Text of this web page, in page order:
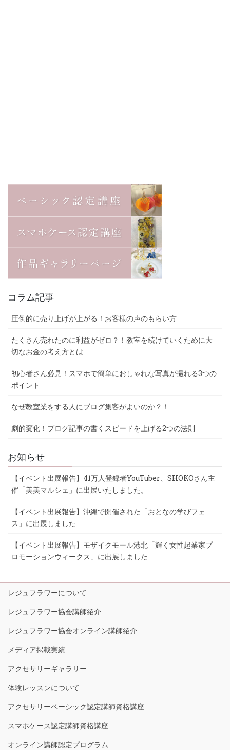
コラム記事
圧倒的に売り上げが上がる！お客様の声のもらい方
たくさん売れたのに利益がゼロ？！教室を続けていくために大
切なお金の考え方とは
初心者さん必見！スマホで簡単におしゃれな写真が撮れる3つの
ポイント
なぜ教室業をする人にブログ集客がよいのか？！
劇的変化！ブログ記事の書くスピードを上げる2つの法則
お知らせ
【イベント出展報告】41万人登録者YouTuber、SHOKOさん主
催「美美マルシェ」に出展いたしました。
【イベント出展報告】沖縄で開催された「おとなの学びフェ
ス」に出展しました
【イベント出展報告】モザイクモール港北「輝く女性起業家プ
ロモーションウィークス」に出展しました
レジュフラワーについて
レジュフラワー協会講師紹介
レジュフラワー協会オンライン講師紹介
メディア掲載実績
アクセサリーギャラリー
体験レッスンについて
アクセサリーベーシック認定講師資格講座
スマホケース認定講師資格講座
オンライン講師認定プログラム